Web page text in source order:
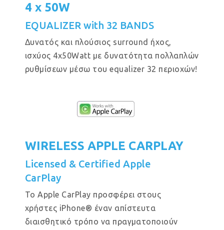
4 x 50W
EQUALIZER with 32 BANDS
Δυνατός και πλούσιος surround ήχος,
ισχύος 4x50Watt με δυνατότητα πολλαπλών
ρυθμίσεων μέσω του equalizer 32 περιοχών!
WIRELESS APPLE CARPLAY
Licensed & Certified Apple
CarPlay
Το Apple CarPlay προσφέρει στους
χρήστες iPhone® έναν απίστευτα
διαισθητικό τρόπο να πραγματοποιούν